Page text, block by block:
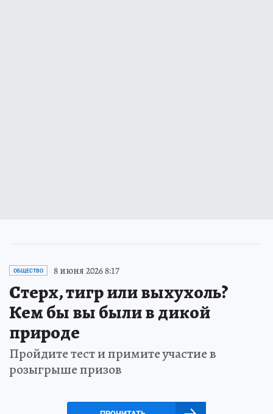
ОБЩЕСТВО 8 июня 2026 8:17
Стерх, тигр или выхухоль?
Кем бы вы были в дикой
природе
Пройдите тест и примите участие в
розыгрыше призов